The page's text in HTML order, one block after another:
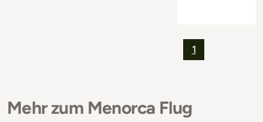
1
Mehr zum Menorca Flug